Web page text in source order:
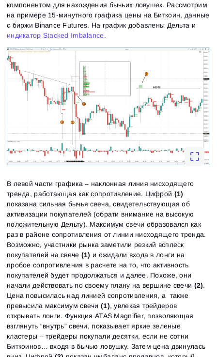
компонентом для нахождения бычьих ловушек. Рассмотрим
на примере 15-минутного графика цены на Биткоин, данные
с биржи Binance Futures. На график добавлены Дельта и
индикатор Stacked Imbalance.
В левой части графика – наклонная линия нисходящего
тренда, работающая как сопротивление. Цифрой (1)
показана сильная бычья свеча, свидетельствующая об
активизации покупателей (обрати внимание на высокую
положительную Дельту). Максимум свечи образовался как
раз в районе сопротивления от линии нисходящего тренда.
Возможно, участники рынка заметили резкий всплеск
покупателей на свече (1) и ожидали входа в лонги на
пробое сопротивления в расчете на то, что активность
покупателей будет продолжаться и далее. Похоже, они
начали действовать по своему плану на вершине свечи (2).
Цена повысилась над линией сопротивления, а также
превысила максимум свечи (1), увлекая трейдеров
открывать лонги. Функция ATAS Magnifier, позволяющая
взглянуть “внутрь” свечи, показывает яркие зеленые
кластеры – трейдеры покупали десятки, если не сотни
Биткоинов… входя в бычью ловушку. Затем цена двинулась